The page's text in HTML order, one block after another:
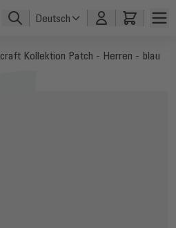
Deutsch
Kollektion Patch - Herren - blau